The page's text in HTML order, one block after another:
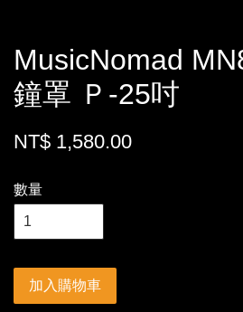
MusicNomad
鐘罩 Ｐ-25吋
NT$ 1,580.00
數量
加入購物車